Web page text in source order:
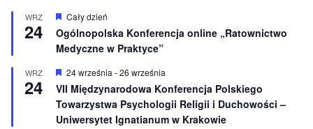
WRZ
24
W
r
ó
n
i
o
n
e
Cały dzień
Ogólnopolska Konferencja online „Ratownictwo
Medyczne w Praktyce”
WRZ
24
W
y
r
ó
ż
24 września -26 września
VII Międzynarodowa Konferencja Polskiego
Towarzystwa Psychologii Religii i Duchowości –
Uniwersytet Ignatianum w Krakowie